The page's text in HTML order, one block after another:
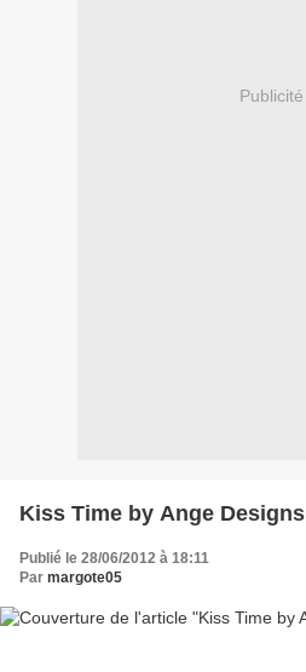
Publicité
Kiss Time by Ange Designs
Publié le 28/06/2012 à 18:11
Par margote05